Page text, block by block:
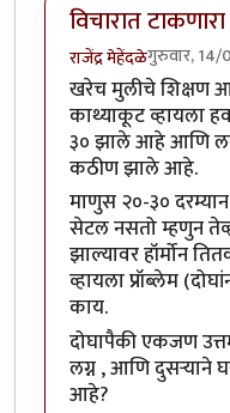
विचारात
राजेंद्र मेहेंदळेगुरुवार, 14/
खरेच मुलीचे शिक्षण
काथ्याकूट व्हायला
३० झाले आहे आणि
कठीण झाले आहे.
माणुस २०-३०
सेटल नसतो म्हणुन
झाल्यावर हॉर्मोन
व्हायला प्रॉब्लेम
काय.
दोघापैकी एकजण
लग्न , आणि दुसऱ्याने
आहे?